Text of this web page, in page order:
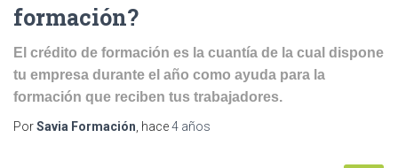
formación?
El crédito de formación es la cuantía de la cual dispone
tu empresa durante el año como ayuda para la
formación que reciben tus trabajadores.
PorSavia Formación , hace4 años